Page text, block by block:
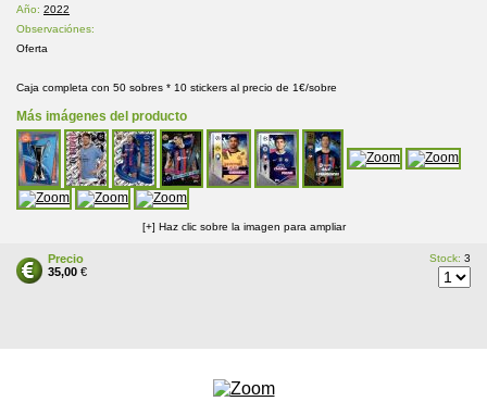
Año: 2022
Observaciónes:
Oferta
Caja completa con 50 sobres * 10 stickers al precio de 1€/sobre
Más imágenes del producto
[+] Haz clic sobre la imagen para ampliar
Precio
35,00 €
Stock: 3